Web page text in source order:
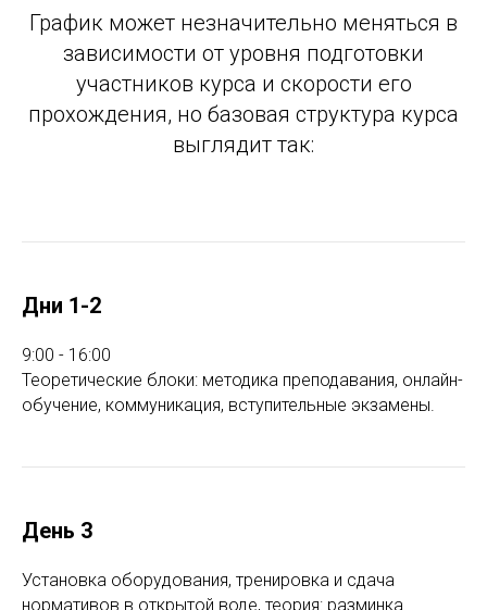
График может незначительно меняться в
зависимости от уровня подготовки
участников курса и скорости его
прохождения, но базовая структура курса
выглядит так:
Дни 1-2
9:00 - 16:00
Теоретические блоки: методика преподавания, онлайн-
обучение, коммуникация, вступительные экзамены.
День 3
Установка оборудования, тренировка и сдача
нормативов в открытой воде, теория: разминка